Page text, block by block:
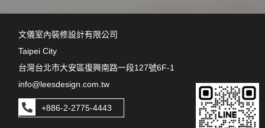
文儀室內裝修設計有限公司
Taipei City
台灣台北市大安區復興南路一段127號6F-1
info@leesdesign.com.tw
+886-2-2775-4443